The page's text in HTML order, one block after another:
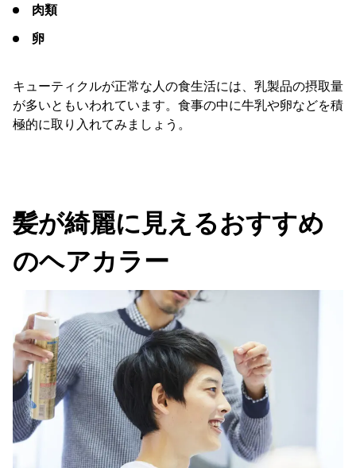
肉類
卵
キューティクルが正常な人の食生活には、乳製品の摂取量
が多いともいわれています。食事の中に牛乳や卵などを積
極的に取り入れてみましょう。
髪が綺麗に見えるおすすめ
のヘアカラー